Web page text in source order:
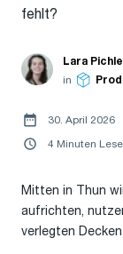
fehlt?
Lara
in
30. April 2026
4 Minuten
Mitten in Thun
aufrichten,
verlegten